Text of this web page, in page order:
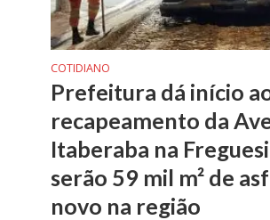
COTIDIANO
Prefeitura dá início
recapeamento da
Itaberaba na
serão 59 mil m² de
novo na região